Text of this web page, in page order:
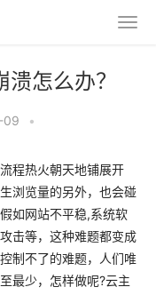
怎么办？
09 •
程热火朝天地铺展开
浏览量的另外，也会碰
如网站不平稳,系统软
击等，这种难题都变成
制不了的难题，人们唯
最少，怎样做呢?云主